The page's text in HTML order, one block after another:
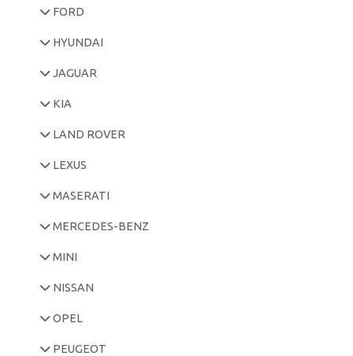
FORD
HYUNDAI
JAGUAR
KIA
LAND ROVER
LEXUS
MASERATI
MERCEDES-BENZ
MINI
NISSAN
OPEL
PEUGEOT